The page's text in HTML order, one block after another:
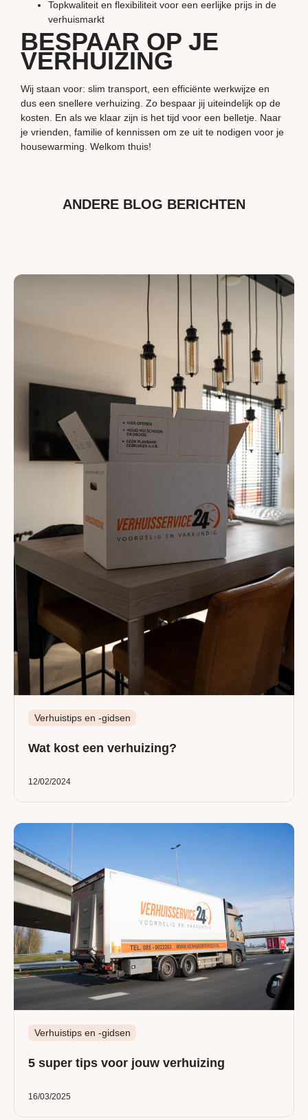
Topkwaliteit en flexibiliteit voor een eerlijke prijs in de
verhuismarkt
BESPAAR OP JE
VERHUIZING
Wij staan voor: slim transport, een efficiënte werkwijze en
dus een snellere verhuizing. Zo bespaar jij uiteindelijk op de
kosten. En als we klaar zijn is het tijd voor een belletje. Naar
je vrienden, familie of kennissen om ze uit te nodigen voor je
housewarming. Welkom thuis!
ANDERE BLOG BERICHTEN
Verhuistips en -gidsen
Wat kost een verhuizing?
12/02/2024
Verhuistips en -gidsen
5 super tips voor jouw verhuizing
16/03/2025